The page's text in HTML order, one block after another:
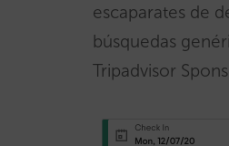
escaparates de
búsquedas
Tripadvisor